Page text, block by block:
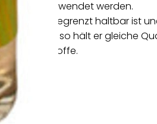
weiter verwendet werden.
unbegrenzt haltbar ist
zu lagern, so hält er gleiche
Inhaltsstoffe.